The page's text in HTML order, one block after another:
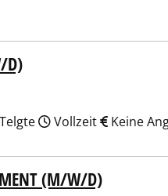
D)
Vollzeit Keine
(M/W/D)